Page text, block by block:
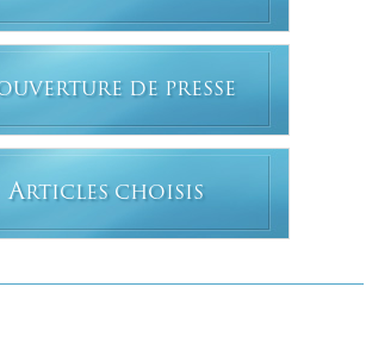
DE PRESSE
ARTICLES CHOISIS